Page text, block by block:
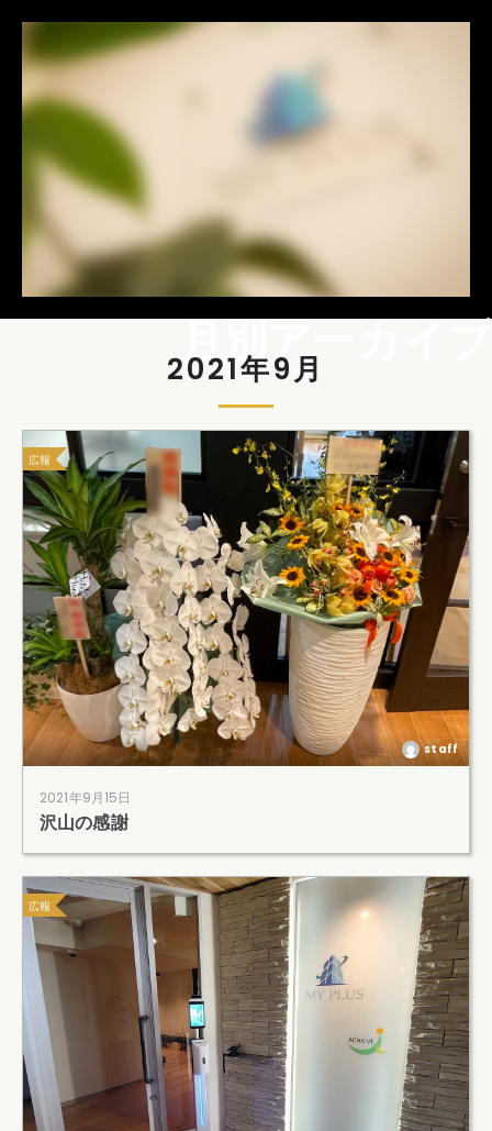
2021年9月
月別アーカイブ
広報
staff
2021年9月15日
沢山の感謝
広報